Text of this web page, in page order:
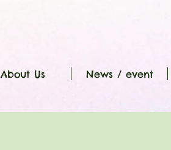
About Us News / event